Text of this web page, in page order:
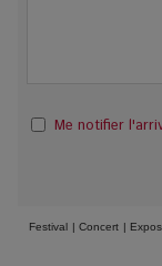
Me notifier
Festival | Concert |